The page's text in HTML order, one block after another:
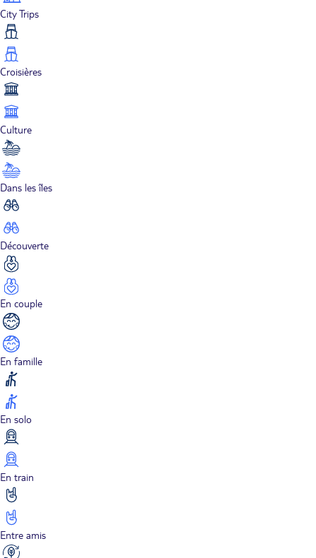
City Trips
Croisières
Culture
Dans les îles
Découverte
En couple
En famille
En solo
En train
Entre amis